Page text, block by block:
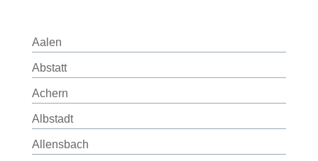
Aalen
Abstatt
Achern
Albstadt
Allensbach